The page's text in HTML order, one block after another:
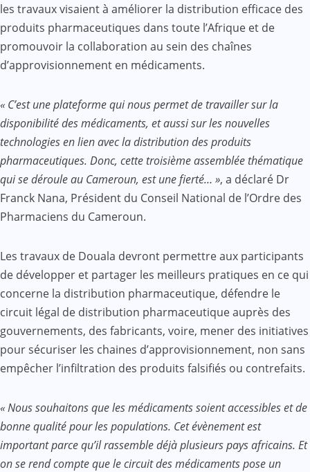
les travaux visaient à améliorer la distribution efficace des
produits pharmaceutiques dans toute l’Afrique et de
promouvoir la collaboration au sein des chaînes
d’approvisionnement en médicaments.
« C’est une plateforme qui nous permet de travailler sur la
disponibilité des médicaments, et aussi sur les nouvelles
technologies en lien avec la distribution des produits
pharmaceutiques. Donc, cette troisième assemblée thématique
qui se déroule au Cameroun, est une fierté… », a déclaré Dr
Franck Nana, Président du Conseil National de l’Ordre des
Pharmaciens du Cameroun.
Les travaux de Douala devront permettre aux participants
de développer et partager les meilleurs pratiques en ce qui
concerne la distribution pharmaceutique, défendre le
circuit légal de distribution pharmaceutique auprès des
gouvernements, des fabricants, voire, mener des initiatives
pour sécuriser les chaines d’approvisionnement, non sans
empêcher l’infiltration des produits falsifiés ou contrefaits.
« Nous souhaitons que les médicaments soient accessibles et de
bonne qualité pour les populations. Cet évènement est
important parce qu’il rassemble déjà plusieurs pays africains. Et
on se rend compte que le circuit des médicaments pose un